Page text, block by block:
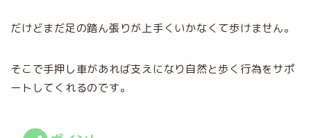
だけどまだ足の踏ん張りが上手くいかなくて歩けません。
そこで手押し車があれば支えになり自然と歩く行為をサポ
ートしてくれるのです。